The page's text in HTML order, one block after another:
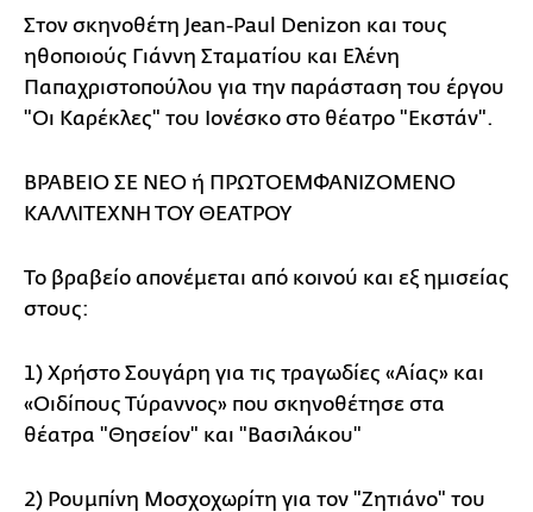
Στον σκηνοθέτη Jean-Paul Denizon και τους
ηθοποιούς Γιάννη Σταματίου και Ελένη
Παπαχριστοπούλου για την παράσταση του έργου
"Οι Καρέκλες" του Ιονέσκο στο θέατρο "Εκστάν".
ΒΡΑΒΕΙΟ ΣΕ ΝΕΟ ή ΠΡΩΤΟΕΜΦΑΝΙΖΟΜΕΝΟ
ΚΑΛΛΙΤΕΧΝΗ ΤΟΥ ΘΕΑΤΡΟΥ
Το βραβείο απονέμεται από κοινού και εξ ημισείας
στους:
1) Χρήστο Σουγάρη για τις τραγωδίες «Αίας» και
«Οιδίπους Τύραννος» που σκηνοθέτησε στα
θέατρα "Θησείον" και "Βασιλάκου"
2) Ρουμπίνη Μοσχοχωρίτη για τον "Ζητιάνο" του